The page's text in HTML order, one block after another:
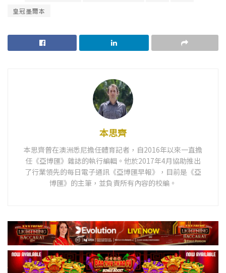
皇冠墨爾本
本思齊
本思齊曾在澳洲悉尼擔任體育記者，自2016年以來一直擔
任《亞博匯》雜誌的執行編輯。他於2017年4月協助推出
了行業領先的每日電子通訊《亞博匯早報》，目前是《亞
博匯》的主筆，並負責所有內容的校編。